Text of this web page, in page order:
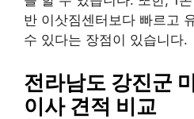
반 이삿짐센터보다 빠르고
수 있다는 장점이 있습니다.
전라남도 강진군
이사 견적 비교